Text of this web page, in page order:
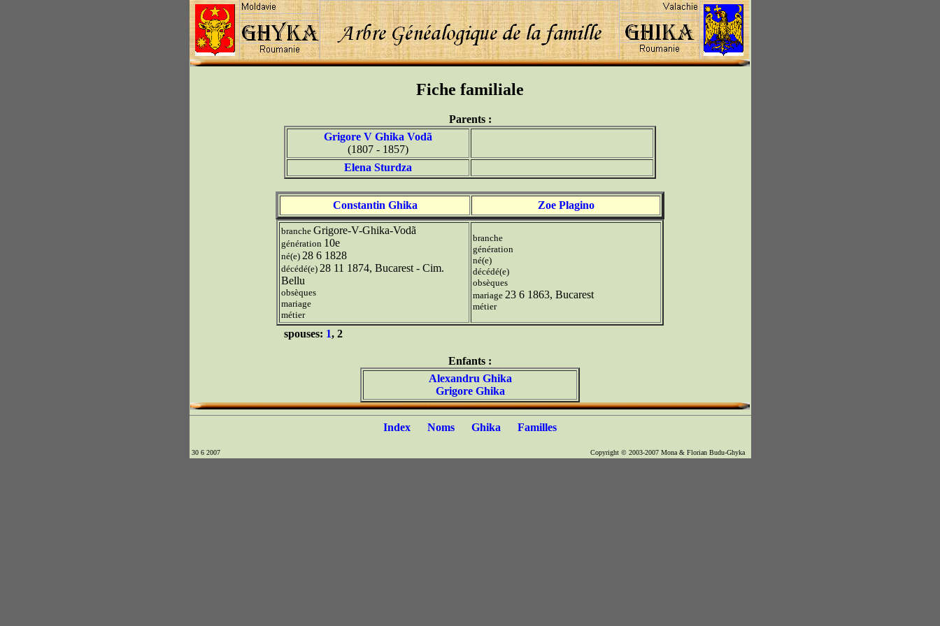
Fiche familiale
Parents :
Grigore V Ghika Vodã
(1807 - 1857)
Elena Sturdza
Constantin Ghika Zoe Plagino
branche Grigore-V-Ghika-Vodã
génération 10e
né(e) 28 6 1828
décédé(e) 28 11 1874, Bucarest - Cim.
Bellu
obsèques
mariage
métier
branche
génération
né(e)
décédé(e)
obsèques
mariage 23 6 1863, Bucarest
métier
spouses: 1, 2
Enfants :
Alexandru Ghika
Grigore Ghika
Index Noms Ghika Familles
30 6 2007 Copyright © 2003-2007 Mona & Florian Budu-Ghyka